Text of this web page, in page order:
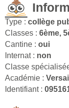
Type : collège
Classes : 6ème,
Cantine : oui
Internat : non
Classe
Académie :
Identifiant :